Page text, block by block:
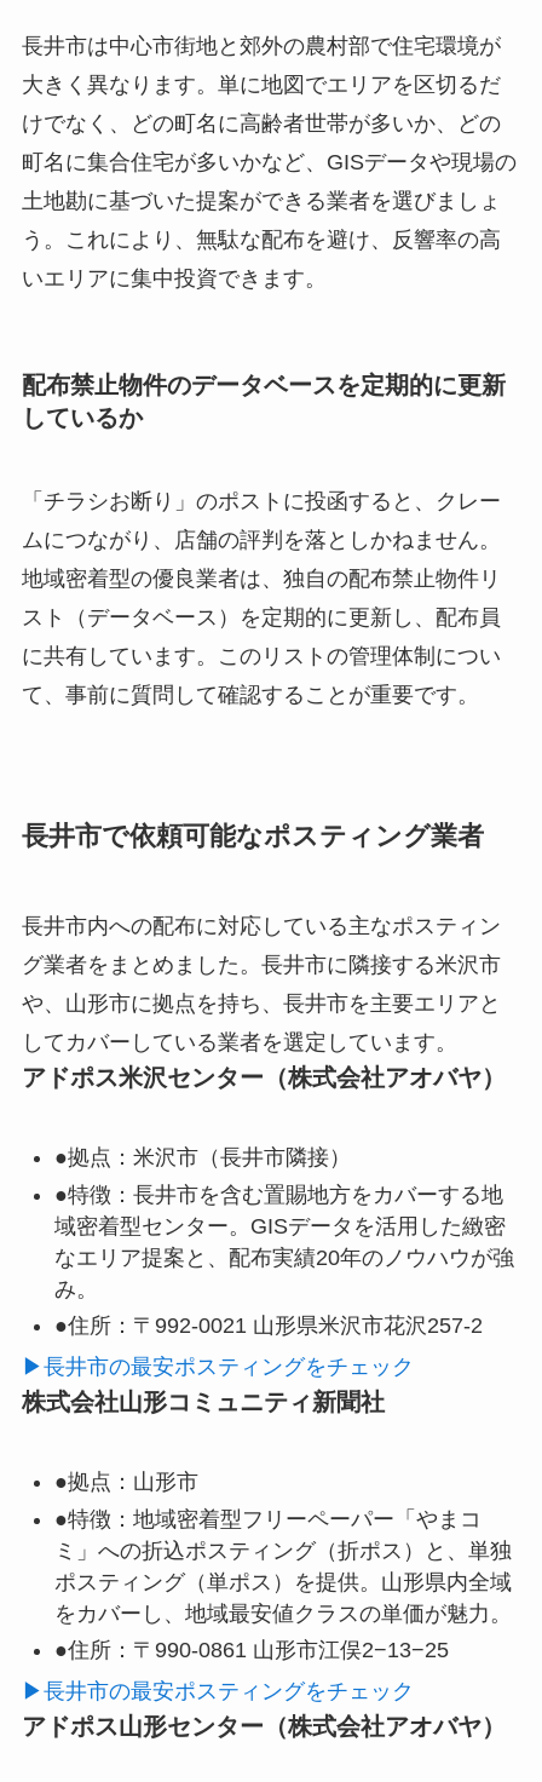
長井市は中心市街地と郊外の農村部で住宅環境が
大きく異なります。単に地図でエリアを区切るだ
けでなく、どの町名に高齢者世帯が多いか、どの
町名に集合住宅が多いかなど、GISデータや現場の
土地勘に基づいた提案ができる業者を選びましょ
う。これにより、無駄な配布を避け、反響率の高
いエリアに集中投資できます。
配布禁止物件のデータベースを定期的に更新
しているか
「チラシお断り」のポストに投函すると、クレー
ムにつながり、店舗の評判を落としかねません。
地域密着型の優良業者は、独自の配布禁止物件リ
スト（データベース）を定期的に更新し、配布員
に共有しています。このリストの管理体制につい
て、事前に質問して確認することが重要です。
長井市で依頼可能なポスティング業者
長井市内への配布に対応している主なポスティン
グ業者をまとめました。長井市に隣接する米沢市
や、山形市に拠点を持ち、長井市を主要エリアと
してカバーしている業者を選定しています。
アドポス米沢センター（株式会社アオバヤ）
●拠点： 米沢市（長井市隣接）
●特徴： 長井市を含む置賜地方をカバーする地
域密着型センター。GISデータを活用した緻密
なエリア提案と、配布実績20年のノウハウが強
み。
●住所： 〒992-0021 山形県米沢市花沢257-2
▶長井市の最安ポスティングをチェック
株式会社山形コミュニティ新聞社
●拠点： 山形市
●特徴： 地域密着型フリーペーパー「やまコ
ミ」への折込ポスティング（折ポス）と、単独
ポスティング（単ポス）を提供。山形県内全域
をカバーし、地域最安値クラスの単価が魅力。
●住所： 〒990-0861 山形市江俣2−13−25
▶長井市の最安ポスティングをチェック
アドポス山形センター（株式会社アオバヤ）